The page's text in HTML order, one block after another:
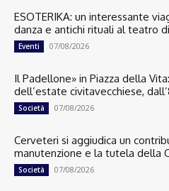
ESOTERIKA: un interessante
danza e antichi rituali al teatro
Eventi 07/08/2026
Il Padellone» in Piazza della
dell’estate civitavecchiese,
Società 07/08/2026
Cerveteri si aggiudica un
manutenzione e la tutela della
Società 07/08/2026